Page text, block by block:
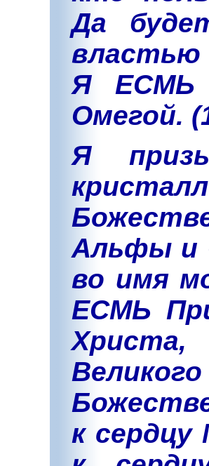
Да
властью
Я ЕСМЬ
Омегой.
Я
Альфы и
во имя
ЕСМЬ
к